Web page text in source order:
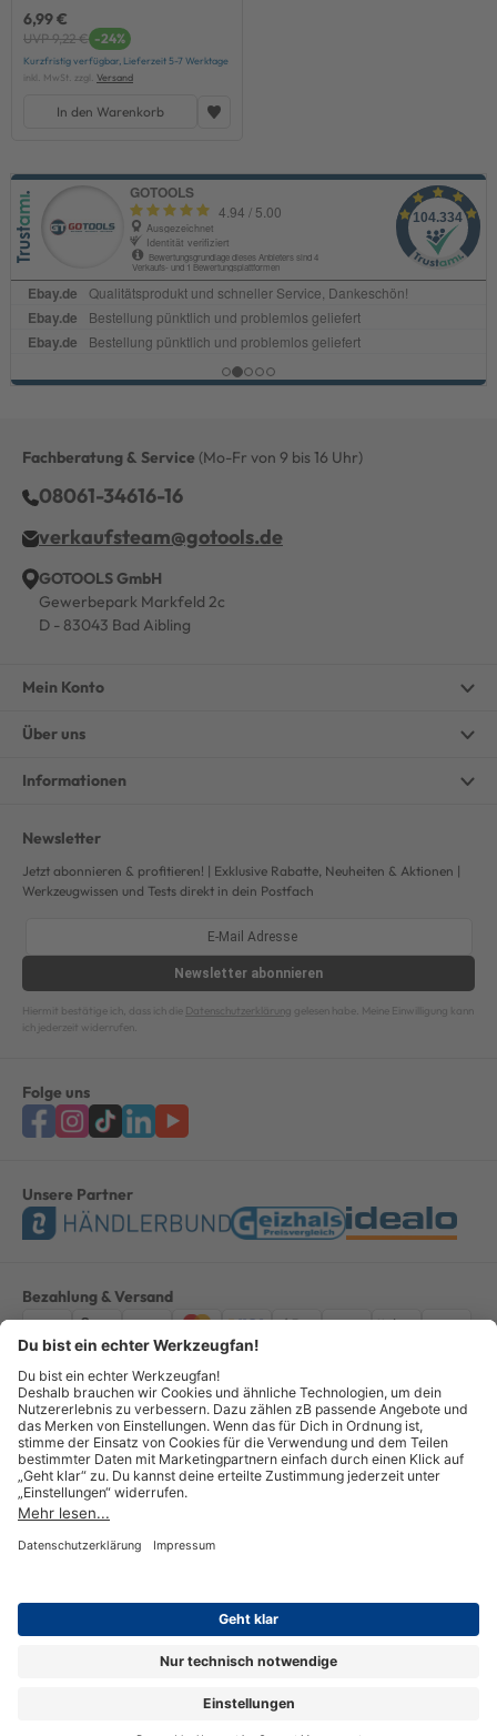
6,99 €
UVP 9,22 € -24%
Kurzfristig verfügbar, Lieferzeit 5-7 Werktage
inkl. MwSt. zzgl. Versand
In den Warenkorb
Fachberatung & Service (Mo-Fr von 9 bis 16 Uhr)
08061-34616-16
verkaufsteam@gotools.de
GOTOOLS GmbH
Gewerbepark Markfeld 2c
D - 83043 Bad Aibling
Mein Konto
Über uns
Informationen
Newsletter
Jetzt abonnieren & profitieren! | Exklusive Rabatte, Neuheiten & Aktionen |
Werkzeugwissen und Tests direkt in dein Postfach
Newsletter abonnieren
Hiermit bestätige ich, dass ich die Datenschutzerklärung gelesen habe. Meine Einwilligung kann
ich jederzeit widerrufen.
Folge uns
Unsere Partner
Bezahlung & Versand
ImpressumAGBDatenschutzWiderruf Vertrag widerrufen
Alle Preise verstehen sich inkl. ges. MwSt. *Kostenloser Versand innerhalb
Deutschlands, bei Bestellungen ab 100,00 Euro.
© Copyright 2026 GOTOOLS GmbH - Alle Rechte vorbehalten. powered by
createyourtemplate